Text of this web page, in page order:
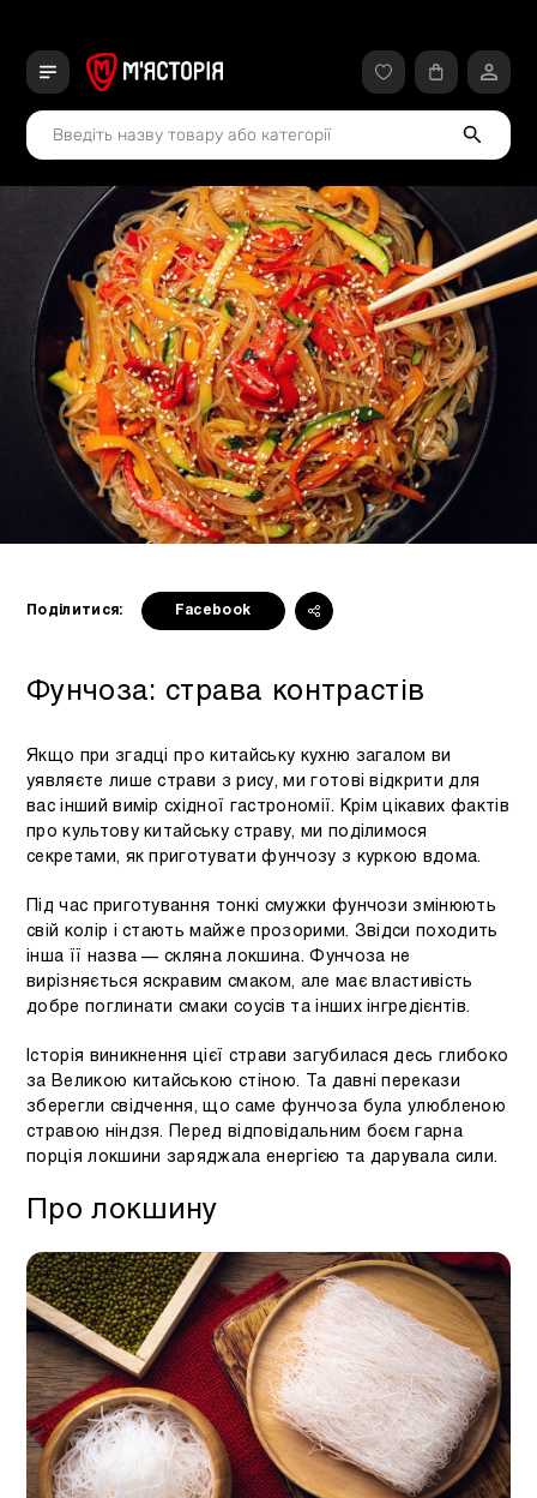
Поділитися: Facebook
Фунчоза: страва контрастів
Якщо при згадці про китайську кухню загалом ви
уявляєте лише страви з рису, ми готові відкрити для
вас інший вимір східної гастрономії. Крім цікавих фактів
про культову китайську страву, ми поділимося
секретами, як приготувати фунчозу з куркою вдома.
Під час приготування тонкі смужки фунчози змінюють
свій колір і стають майже прозорими. Звідси походить
інша її назва — скляна локшина. Фунчоза не
вирізняється яскравим смаком, але має властивість
добре поглинати смаки соусів та інших інгредієнтів.
Історія виникнення цієї страви загубилася десь глибоко
за Великою китайською стіною. Та давні перекази
зберегли свідчення, що саме фунчоза була улюбленою
стравою ніндзя. Перед відповідальним боєм гарна
порція локшини заряджала енергією та дарувала сили.
Про локшину